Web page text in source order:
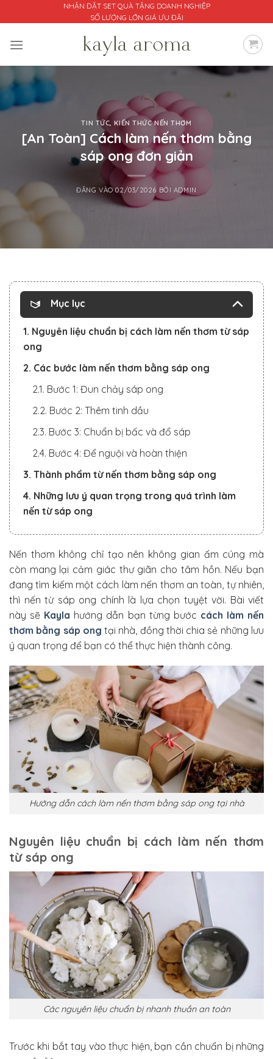
qua
dung
NHẬN ĐẶT SET QUÀ TẶNG DOANH NGHIỆP
SỐ LƯỢNG LỚN GIÁ ƯU ĐÃI
TIN TỨC ,KIẾN THỨC NẾN THƠM
[An Toàn] Cách làm nến thơm bằng
sáp ong đơn giản
ĐĂNG VÀO02/03/2026 BỞI ADMIN
Mục lục
1. Nguyên liệu chuẩn bị cách làm nến thơm từ sáp
ong
2. Các bước làm nến thơm bằng sáp ong
2.1. Bước 1: Đun chảy sáp ong
2.2. Bước 2: Thêm tinh dầu
2.3. Bước 3: Chuẩn bị bấc và đổ sáp
2.4. Bước 4: Để nguội và hoàn thiện
3. Thành phẩm từ nến thơm bằng sáp ong
4. Những lưu ý quan trọng trong quá trình làm
nến từ sáp ong
Nến thơm không chỉ tạo nên không gian ấm cúng mà
còn mang lại cảm giác thư giãn cho tâm hồn. Nếu bạn
đang tìm kiếm một cách làm nến thơm an toàn, tự nhiên,
thì nến từ sáp ong chính là lựa chọn tuyệt vời. Bài viết
này sẽ Kayla hướng dẫn bạn từng bước cách làm nến
thơm bằng sáp ong tại nhà, đồng thời chia sẻ những lưu
ý quan trọng để bạn có thể thực hiện thành công.
Hướng dẫn cách làm nến thơm bằng sáp ong tại nhà
Nguyên liệu chuẩn bị cách làm nến thơm
từ sáp ong
Các nguyên liệu chuẩn bị nhanh thuần an toàn
Trước khi bắt tay vào thực hiện, bạn cần chuẩn bị những